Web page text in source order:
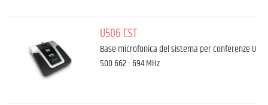
U506 CST
Base microfonica del sistema per conferenze U
500 662 - 694 MHz